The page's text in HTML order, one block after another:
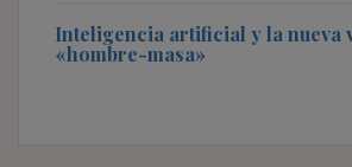
Inteligencia artificial y la nueva
«hombre-masa»